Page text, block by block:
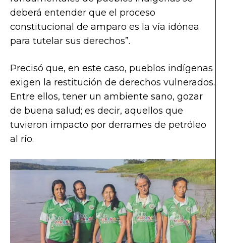
deberá entender que el proceso
constitucional de amparo es la vía idónea
para tutelar sus derechos”.
Precisó que, en este caso, pueblos indígenas
exigen la restitución de derechos vulnerados.
Entre ellos, tener un ambiente sano, gozar
de buena salud; es decir, aquellos que
tuvieron impacto por derrames de petróleo
al río.